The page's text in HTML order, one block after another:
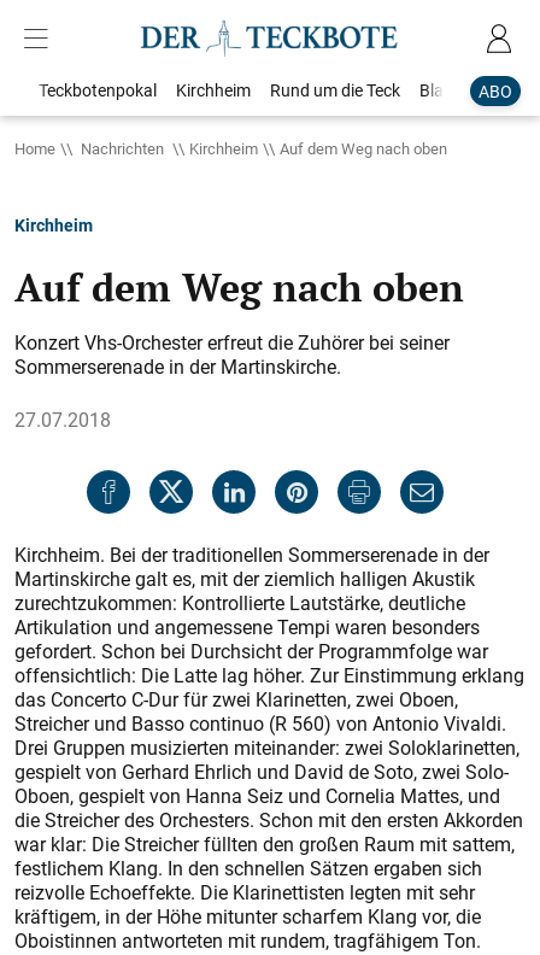
ABO
Teckbotenpokal Kirchheim Rund um die Teck Blaulicht
Home Nachrichten Kirchheim Auf dem Weg nach oben
Kirchheim
Auf dem Weg nach oben
Konzert Vhs-Orchester erfreut die Zuhörer bei seiner
Sommerserenade in der Martinskirche.
27.07.2018
Kirchheim. Bei der traditionellen Sommerserenade in der
Martinskirche galt es, mit der ziemlich halligen Akustik
zurechtzukommen: Kontrollierte Lautstärke, deutliche
Artikulation und angemessene Tempi waren besonders
gefordert. Schon bei Durchsicht der Programmfolge war
offensichtlich: Die Latte lag höher. Zur Einstimmung erklang
das Concerto C-Dur für zwei Klarinetten, zwei Oboen,
Streicher und Basso continuo (R 560) von Antonio Vivaldi.
Drei Gruppen musizierten miteinander: zwei Soloklarinetten,
gespielt von Gerhard Ehrlich und David de Soto, zwei Solo-
Oboen, gespielt von Hanna Seiz und Cornelia Mattes, und
die Streicher des Orchesters. Schon mit den ersten Akkorden
war klar: Die Streicher füllten den großen Raum mit sattem,
festlichem Klang. In den schnellen Sätzen ergaben sich
reizvolle Echoeffekte. Die Klarinettisten legten mit sehr
kräftigem, in der Höhe mitunter scharfem Klang vor, die
Oboistinnen antworteten mit rundem, tragfähigem Ton.